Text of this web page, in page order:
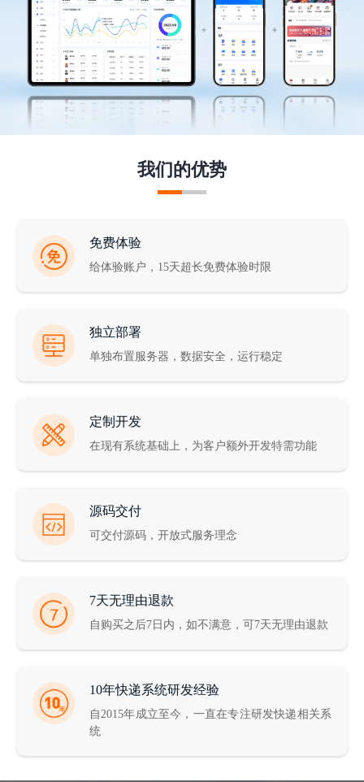
我们的优势
免费体验
给体验账户，15天超长免费体验时限
独立部署
单独布置服务器，数据安全，运行稳定
定制开发
在现有系统基础上，为客户额外开发特需功能
源码交付
可交付源码，开放式服务理念
7天无理由退款
自购买之后7日内，如不满意，可7天无理由退款
10年快递系统研发经验
自2015年成立至今，一直在专注研发快递相关系
统